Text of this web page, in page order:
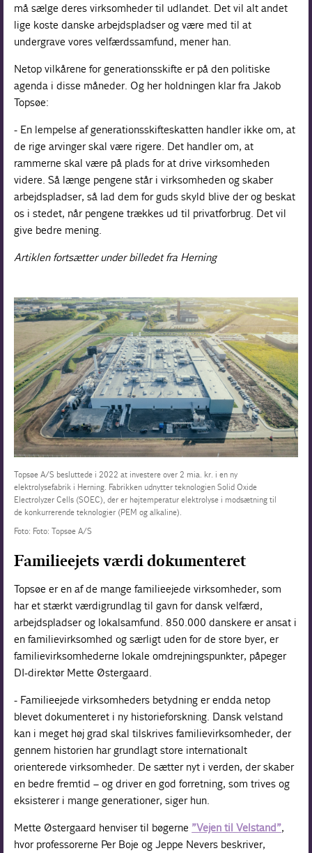
må sælge deres virksomheder til udlandet. Det vil alt andet
lige koste danske arbejdspladser og være med til at
undergrave vores velfærdssamfund, mener han.
Netop vilkårene for generationsskifte er på den politiske
agenda i disse måneder. Og her holdningen klar fra Jakob
Topsøe:
- En lempelse af generationsskifteskatten handler ikke om, at
de rige arvinger skal være rigere. Det handler om, at
rammerne skal være på plads for at drive virksomheden
videre. Så længe pengene står i virksomheden og skaber
arbejdspladser, så lad dem for guds skyld blive der og beskat
os i stedet, når pengene trækkes ud til privatforbrug. Det vil
give bedre mening.
Artiklen fortsætter under billedet fra Herning
Topsøe A/S besluttede i 2022 at investere over 2 mia. kr. i en ny
elektrolysefabrik i Herning. Fabrikken udnytter teknologien Solid Oxide
Electrolyzer Cells (SOEC), der er højtemperatur elektrolyse i modsætning til
de konkurrerende teknologier (PEM og alkaline).
Foto: Foto: Topsøe A/S
Familieejets værdi dokumenteret
Topsøe er en af de mange familieejede virksomheder, som
har et stærkt værdigrundlag til gavn for dansk velfærd,
arbejdspladser og lokalsamfund. 850.000 danskere er ansat i
en familievirksomhed og særligt uden for de store byer, er
familievirksomhederne lokale omdrejningspunkter, påpeger
DI-direktør Mette Østergaard.
- Familieejede virksomheders betydning er endda netop
blevet dokumenteret i ny historieforskning. Dansk velstand
kan i meget høj grad skal tilskrives familievirksomheder, der
gennem historien har grundlagt store internationalt
orienterede virksomheder. De sætter nyt i verden, der skaber
en bedre fremtid – og driver en god forretning, som trives og
eksisterer i mange generationer, siger hun.
Mette Østergaard henviser til bøgerne ”Vejen til Velstand”,
hvor professorerne Per Boje og Jeppe Nevers beskriver,